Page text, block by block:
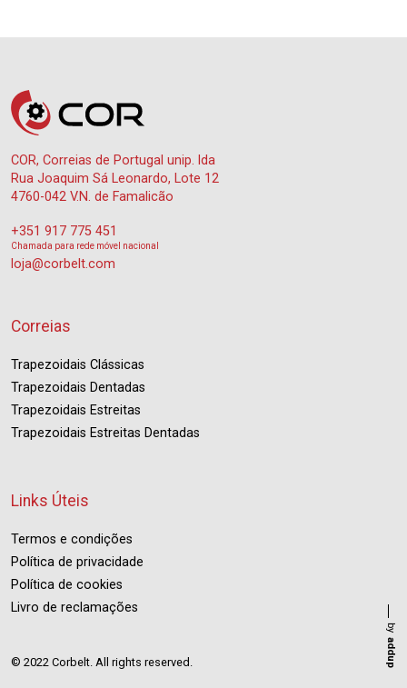
COR, Correias de Portugal unip. lda
Rua Joaquim Sá Leonardo, Lote 12
4760-042 V.N. de Famalicão
+351 917 775 451
Chamada para rede móvel nacional
loja@corbelt.com
Correias
Trapezoidais Clássicas
Trapezoidais Dentadas
Trapezoidais Estreitas
Trapezoidais Estreitas Dentadas
Links Úteis
Termos e condições
Política de privacidade
Política de cookies
Livro de reclamações
© 2022 Corbelt. All rights reserved.
by
addup